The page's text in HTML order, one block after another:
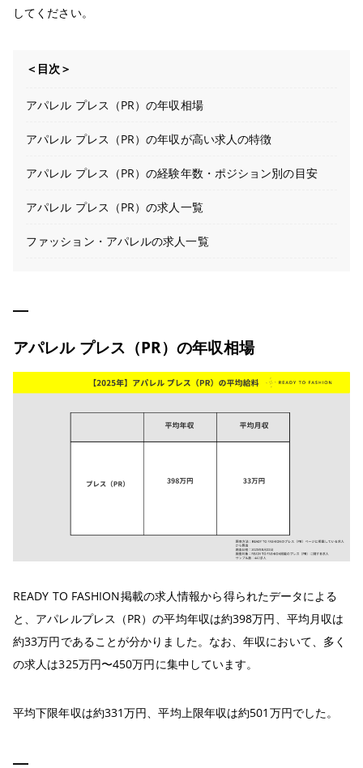
してください。
＜目次＞
アパレル プレス（PR）の年収相場
アパレル プレス（PR）の年収が高い求人の特徴
アパレル プレス（PR）の経験年数・ポジション別の目安
アパレル プレス（PR）の求人一覧
ファッション・アパレルの求人一覧
アパレル プレス（PR）の年収相場
READY TO FASHION掲載の求人情報から得られたデータによる
と、アパレルプレス（PR）の平均年収は約398万円、平均月収は
約33万円であることが分かりました。なお、年収において、多く
の求人は325万円〜450万円に集中しています。
平均下限年収は約331万円、平均上限年収は約501万円でした。